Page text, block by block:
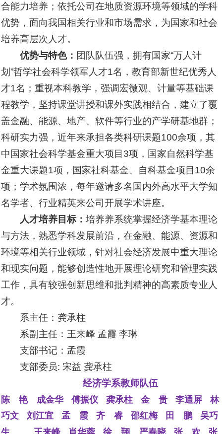
合能力培养；依托公司在地质资源环境等领域的学科
优势，面向我国相关行业和市场需求，为国家和社会
培养高层次人才。
优势与特色： 团队队伍强，拥有国家“万人计
划”哲学社会科学领军人才1名，教育部新世纪优秀人
才1名；重视本科教学，强调宏微观、计量等基础课
程教学，坚持课堂讲授和课外实践相结合，建立了覆
盖金融、能源、地产、软件等行业的产学研基地群；
科研实力强，近年来承担各类科研课题100余项，其
中国家社会科学基金重大项目3项，国家自然科学基
金重大课题1项，国家社科基金、自科基金项目10余
项；学术氛围浓，每年邀请多名国内外高水平大学知
名学者、行业精英来公司开展学术讲座。
人才培养目标： 培养养系统掌握经济学基本理论
与方法，熟悉学科发展前沿，在金融、能源、资源和
环境等相关行业领域，针对社会经济发展中重大理论
和现实问题，能够创造性地开展理论研究和管理实践
工作，具有较强创新思维和批判精神的高素质专业人
才。
系主任：龚承柱
系副主任：王来峰 孟霞 李琳
支部书记：孟霞
支部委员: 宋益 龚承柱
经济学系教师队伍
陈 艳 成金华 傅振仪 龚承柱 金 贵 李通屏
林
巧文
刘江宜 孟 霞 齐 睿 邵红梅 田 鹏
吴巧
生
王来峰 肖华蓉 徐 翔 严春晓 张 欢
张